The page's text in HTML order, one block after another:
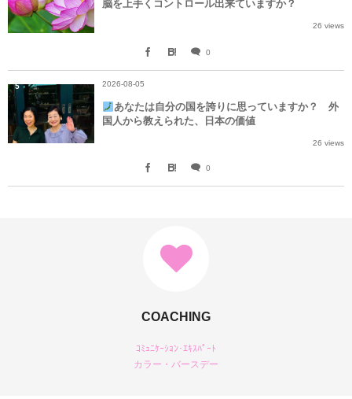
脳を上手くコントロール出来ていますか？
26 views
0
2026-08-05
あなたは自分の国を誇りに思っていますか？ 外
国人から教えられた、日本の価値
26 views
0
5
COACHING
ｺﾐｭﾆｹｰｼｮﾝ･ｴｷｽﾊﾟｰﾄ
カラー・バースデー